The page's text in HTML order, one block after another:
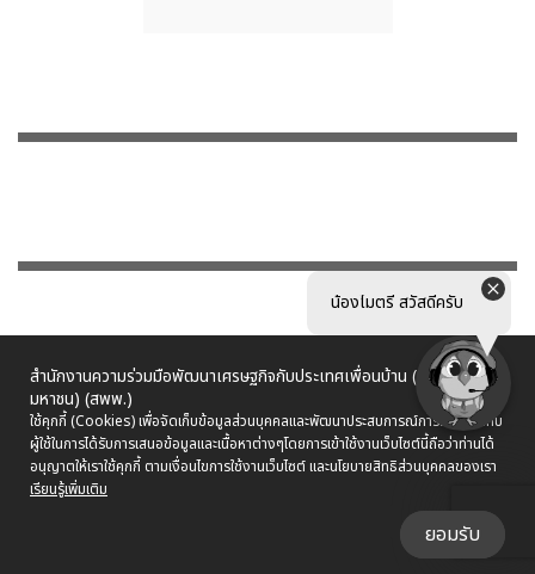
น้องไมตรี สวัสดีครับ
สำนักงานความร่วมมือพัฒนาเศรษฐกิจกับประเทศเพื่อนบ้าน (องค์การ
มหาชน) (สพพ.)
ใช้คุกกี้ (Cookies) เพื่อจัดเก็บข้อมูลส่วนบุคคลและพัฒนาประสบการณ์การใช้งานให้กับ
ผู้ใช้ในการได้รับการเสนอข้อมูลและเนื้อหาต่างๆโดยการเข้าใช้งานเว็บไซต์นี้ถือว่าท่านได้
อนุญาตให้เราใช้คุกกี้ ตามเงื่อนไขการใช้งานเว็บไซต์ และนโยบายสิทธิส่วนบุคคลของเรา
เรียนรู้เพิ่มเติม
ยอมรับ